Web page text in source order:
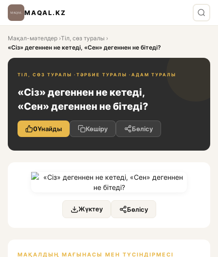
MAQAL.KZ
Мақал-мәтелдер ›Тіл, сөз туралы ›
«Сіз» дегеннен не кетеді, «Сен» дегеннен не бітеді?
ТІЛ, СӨЗ ТУРАЛЫ · ТӘРБИЕ ТУРАЛЫ · АДАМ ТУРАЛЫ
«Сіз» дегеннен не кетеді,
«Сен» дегеннен не бітеді?
0Ұнайды Көшіру Бөлісу
Жүктеу Бөлісу
МАҚАЛДЫҢ МАҒЫНАСЫ МЕН ТҮСІНДІРМЕСІ